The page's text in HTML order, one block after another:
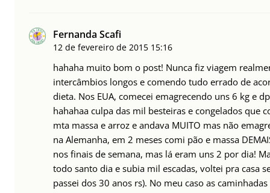
Fernanda Scafi
12 de fevereiro de 2015 15:16
hahaha muito bom o post! Nunca fiz viagem
intercâmbios longos e comendo tudo errado de
dieta. Nos EUA, comecei emagrecendo uns 6 kg e
hahahaa culpa das mil besteiras e congelados que
mta massa e arroz e andava MUITO mas não
na Alemanha, em 2 meses comi pão e massa
nos finais de semana, mas lá eram uns 2 por dia!
todo santo dia e subia mil escadas, voltei pra casa
passei dos 30 anos rs). No meu caso as